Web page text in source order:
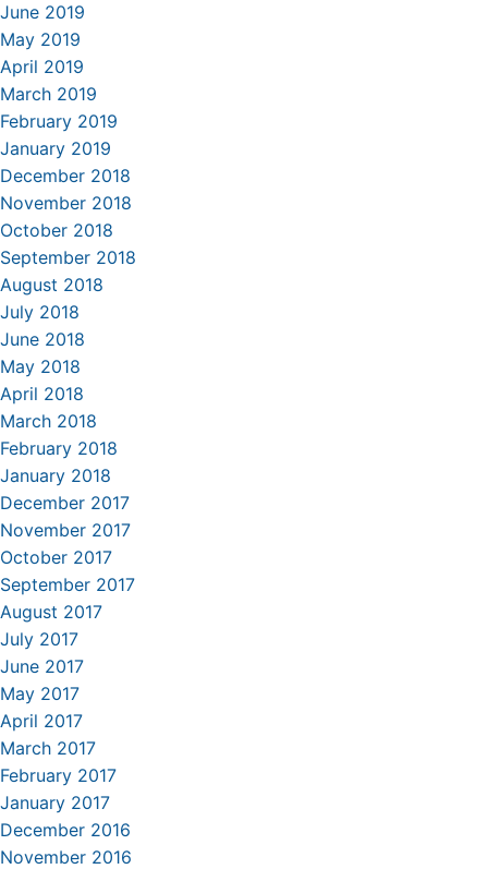
June 2019
May 2019
April 2019
March 2019
February 2019
January 2019
December 2018
November 2018
October 2018
September 2018
August 2018
July 2018
June 2018
May 2018
April 2018
March 2018
February 2018
January 2018
December 2017
November 2017
October 2017
September 2017
August 2017
July 2017
June 2017
May 2017
April 2017
March 2017
February 2017
January 2017
December 2016
November 2016